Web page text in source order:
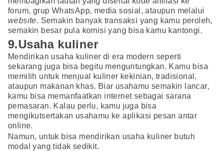
forum, grup WhatsApp, media sosial, ataupun melalui
website. Semakin banyak transaksi yang kamu peroleh,
semakin besar pula komisi yang bisa kamu kantongi.
9.Usaha kuliner
Mendirikan usaha kuliner di era modern seperti
sekarang juga bisa begitu menguntungkan. Kamu bisa
memilih untuk menjual kuliner kekinian, tradisional,
ataupun makanan khas. Biar usahamu semakin lancar,
kamu bisa memanfaatkan internet sebagai sarana
pemasaran. Kalau perlu, kamu juga bisa
mengikutsertakan usahamu ke aplikasi pesan antar
online.
Namun, untuk bisa mendirikan usaha kuliner butuh
modal yang tidak sedikit.